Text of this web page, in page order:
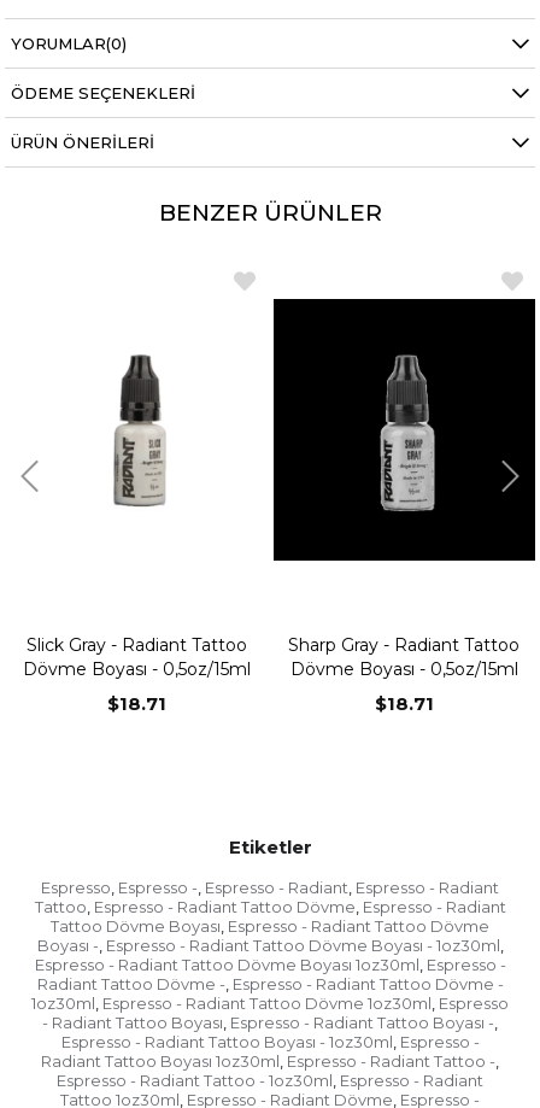
YORUMLAR(0)
ÖDEME SEÇENEKLERI
ÜRÜN ÖNERILERI
BENZER ÜRÜNLER
Slick Gray - Radiant Tattoo
Dövme Boyası - 0,5oz/15ml
$18.71
Sharp Gray - Radiant Tattoo
Dövme Boyası - 0,5oz/15ml
$18.71
Etiketler
Espresso, Espresso -, Espresso - Radiant, Espresso - Radiant
Tattoo, Espresso - Radiant Tattoo Dövme, Espresso - Radiant
Tattoo Dövme Boyası, Espresso - Radiant Tattoo Dövme
Boyası -, Espresso - Radiant Tattoo Dövme Boyası - 1oz30ml,
Espresso - Radiant Tattoo Dövme Boyası 1oz30ml, Espresso -
Radiant Tattoo Dövme -, Espresso - Radiant Tattoo Dövme -
1oz30ml, Espresso - Radiant Tattoo Dövme 1oz30ml, Espresso
- Radiant Tattoo Boyası, Espresso - Radiant Tattoo Boyası -,
Espresso - Radiant Tattoo Boyası - 1oz30ml, Espresso -
Radiant Tattoo Boyası 1oz30ml, Espresso - Radiant Tattoo -,
Espresso - Radiant Tattoo - 1oz30ml, Espresso - Radiant
Tattoo 1oz30ml, Espresso - Radiant Dövme, Espresso -